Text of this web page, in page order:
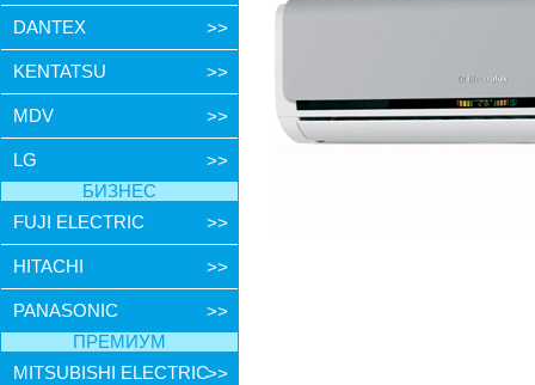
DANTEX >>
KENTATSU >>
MDV >>
LG
>>
БИЗНЕС
FUJI ELECTRIC
>>
HITACHI >>
PANASONIC
>>
ПРЕМИУМ
MITSUBISHI ELECTRIC>>